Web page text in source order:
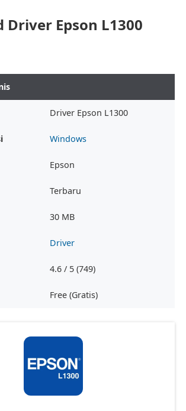
Driver Epson L1300
Driver Epson L1300
Windows
Epson
Terbaru
30 MB
Driver
4.6 / 5 (749)
Free (Gratis)